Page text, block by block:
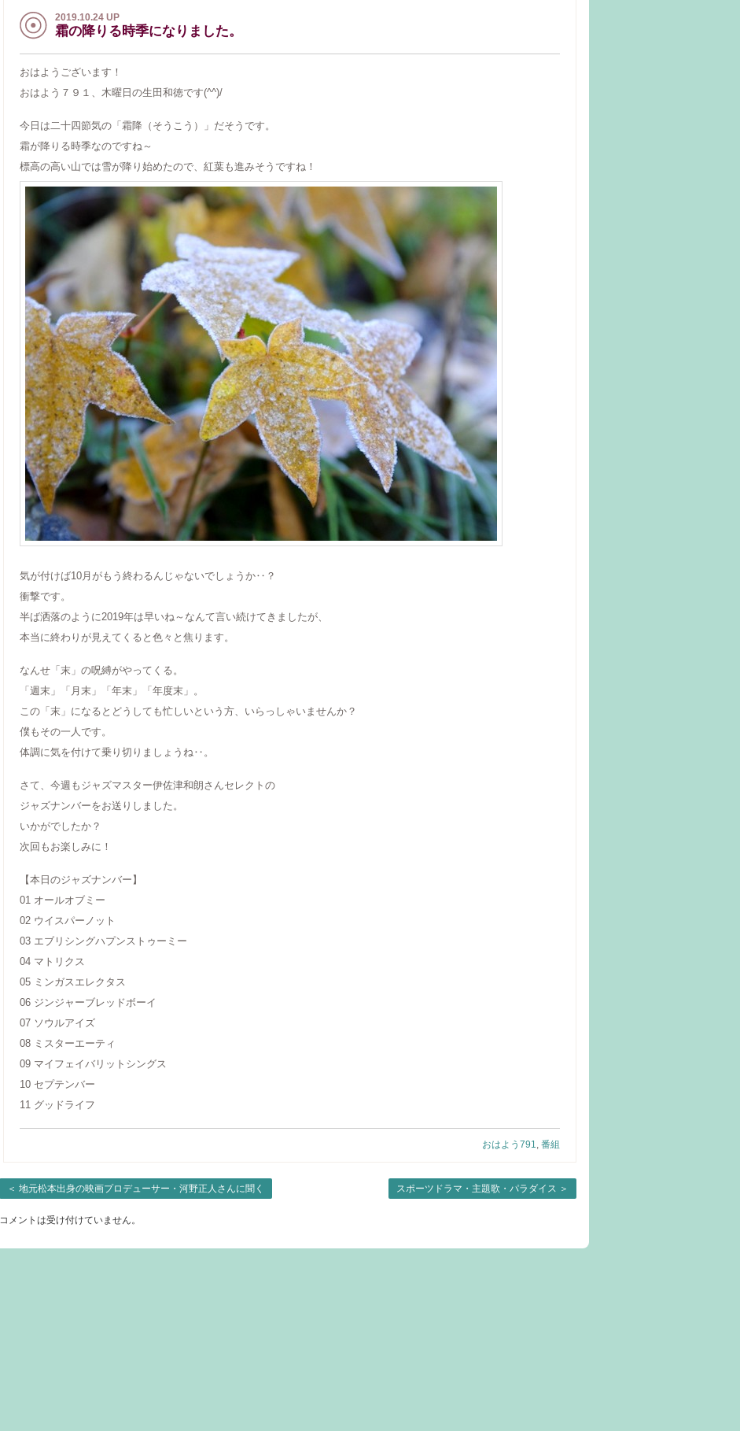
2019.10.24 UP
霜の降りる時季になりました。
おはようございます！
おはよう７９１、木曜日の生田和徳です(^^)/
今日は二十四節気の「霜降（そうこう）」だそうです。
霜が降りる時季なのですね～
標高の高い山では雪が降り始めたので、紅葉も進みそうですね！
気が付けば10月がもう終わるんじゃないでしょうか‥？
衝撃です。
半ば洒落のように2019年は早いね～なんて言い続けてきましたが、
本当に終わりが見えてくると色々と焦ります。
なんせ「末」の呪縛がやってくる。
「週末」「月末」「年末」「年度末」。
この「末」になるとどうしても忙しいという方、いらっしゃいませんか？
僕もその一人です。
体調に気を付けて乗り切りましょうね‥。
さて、今週もジャズマスター伊佐津和朗さんセレクトの
ジャズナンバーをお送りしました。
いかがでしたか？
次回もお楽しみに！
【本日のジャズナンバー】
01 オールオブミー
02 ウイスパーノット
03 エブリシングハプンストゥーミー
04 マトリクス
05 ミンガスエレクタス
06 ジンジャーブレッドボーイ
07 ソウルアイズ
08 ミスターエーティ
09 マイフェイバリットシングス
10 セプテンバー
11 グッドライフ
おはよう791, 番組
＜ 地元松本出身の映画プロデューサー・河野正人さんに聞く スポーツドラマ・主題歌・パラダイス ＞
コメントは受け付けていません。